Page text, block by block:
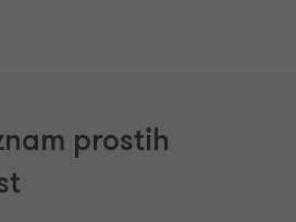
prostih